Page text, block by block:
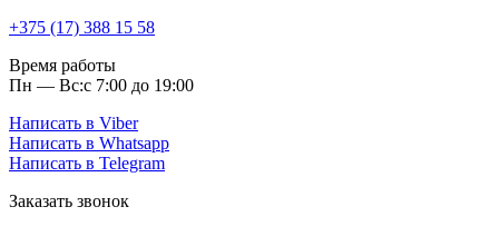
+375 (17) 388 15 58
Время работы
Пн — Вс:с 7:00 до 19:00
Написать в Viber
Написать в Whatsapp
Написать в Telegram
Заказать звонок